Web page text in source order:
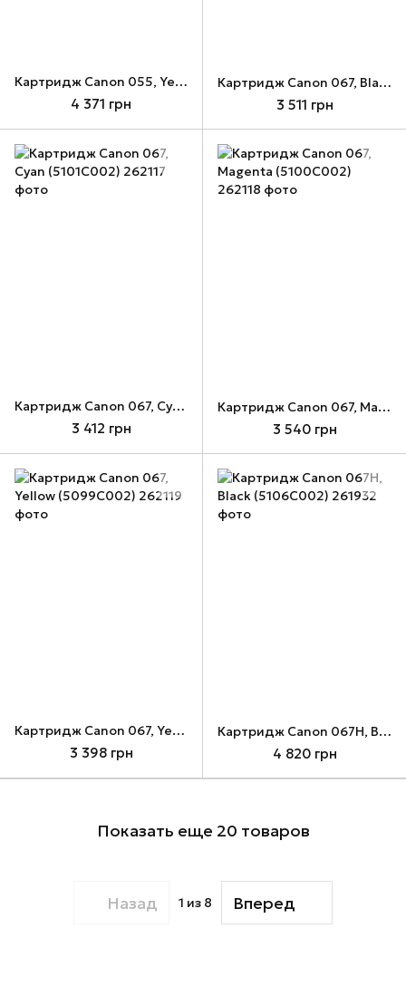
Картридж Canon 055, Yellow (3013C002)
4 371 грн
Картридж Canon 067, Black (5102C002)
3 511 грн
Картридж Canon 067, Cyan (5101C002)
3 412 грн
Картридж Canon 067, Magenta (5100C002)
3 540 грн
Картридж Canon 067, Yellow (5099C002)
3 398 грн
Картридж Canon 067H, Black (5106C002)
4 820 грн
Показать еще 20 товаров
Назад 1 из 8 Вперед